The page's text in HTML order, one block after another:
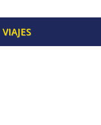
VIAJES